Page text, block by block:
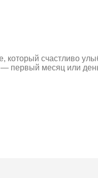
счастливо
месяц или